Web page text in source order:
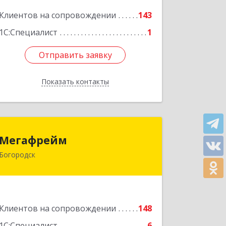
на сопровождении
143
1
Отправить заявку
Показать контакты
Подробнее
Отправить заявку
Назад
на сопровождении
148
Подробнее